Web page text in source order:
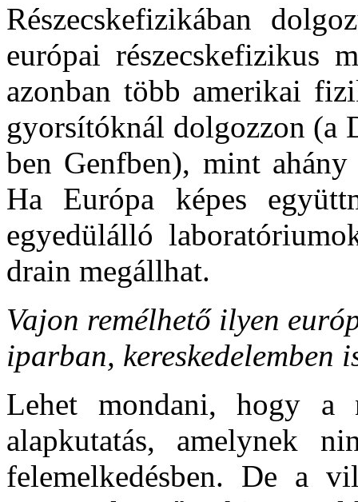
Részecskefizikában
európai részecskefizikus
azonban több amerikai
gyorsítóknál dolgozzon (a
ben Genfben), mint
Ha Európa képes
egyedülálló
drain megállhat.
Vajon remélhető ilyen
iparban, kereskedelemben
Lehet mondani, hogy a
alapkutatás, amelynek
felemelkedésben. De a